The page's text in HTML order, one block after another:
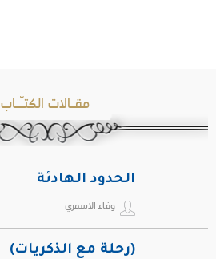
مقـالات الكتـّـاب
الحدود الهادئة
وفاء الاسمري
(رحلة مع الذكريات)